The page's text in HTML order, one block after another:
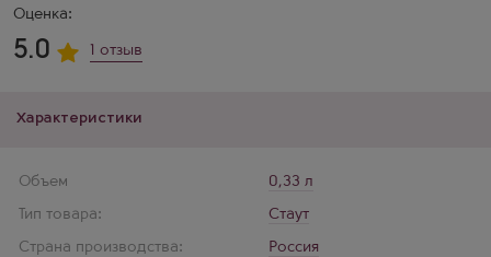
Оценка:
5.0 1 отзыв
Характеристики
Объем
0,33 л
Тип товара:
Стаут
Страна производства:
Россия